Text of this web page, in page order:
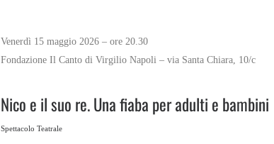
Venerdì 15 maggio 2026 – ore 20.30
Fondazione Il Canto di Virgilio Napoli – via Santa Chiara, 10/c
Nico e il suo re. Una fiaba per adulti e bambini
Spettacolo Teatrale